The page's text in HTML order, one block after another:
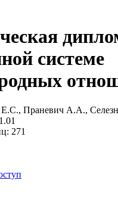
системе
Е.С., Праневич А.А.,
271